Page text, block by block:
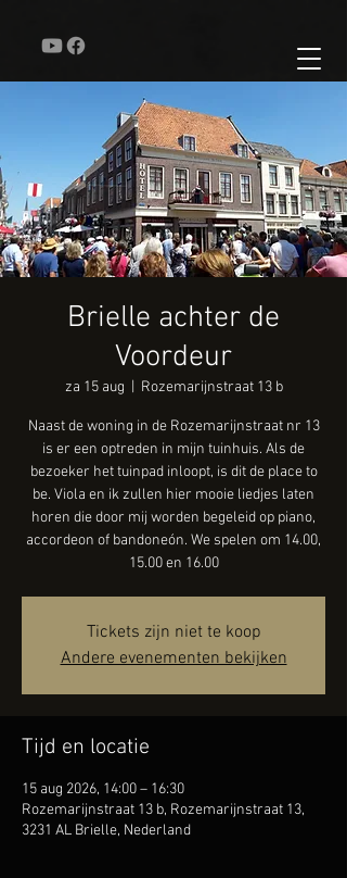
Brielle achter de
Voordeur
za 15 aug Rozemarijnstraat 13 b
Naast de woning in de Rozemarijnstraat nr 13
is er een optreden in mijn tuinhuis. Als de
bezoeker het tuinpad inloopt, is dit de place to
be. Viola en ik zullen hier mooie liedjes laten
horen die door mij worden begeleid op piano,
accordeon of bandoneón. We spelen om 14.00,
15.00 en 16.00
Tickets zijn niet te koop
Andere evenementen bekijken
Tijd en locatie
15 aug 2026, 14:00 – 16:30
Rozemarijnstraat 13 b, Rozemarijnstraat 13,
3231 AL Brielle, Nederland